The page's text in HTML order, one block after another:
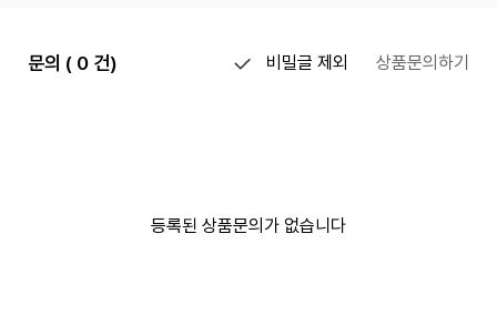
문의 ( 0 건) 비밀글 제외 상품문의하기
등록된 상품문의가 없습니다